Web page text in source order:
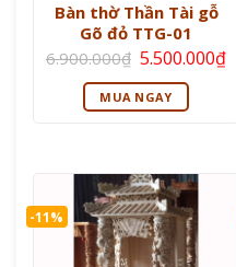
Bàn thờ Thần Tài gỗ
Gõ đỏ TTG-01
6.900.000₫ Giá
gốc
là:
6.900.000₫.
5.500.000₫
MUA NGAY
-11%